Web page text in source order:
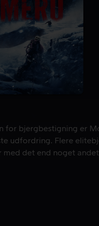
for bjergbestigning er
for bjergbestigning er
udfordring. Flere
med det end noget